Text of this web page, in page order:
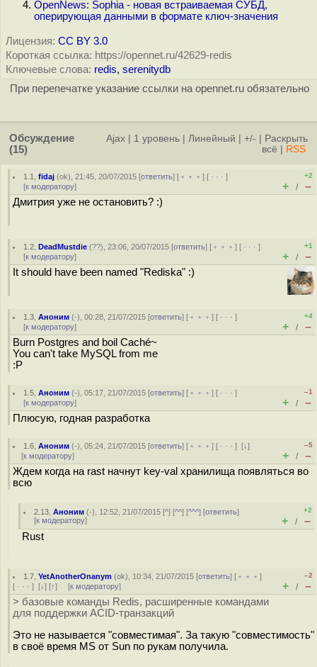
OpenNews: Sophia - новая встраиваемая СУБД,
оперирующая данными в формате ключ-значения
Лицензия: CC BY 3.0
Короткая ссылка: https://opennet.ru/42629-redis
Ключевые слова: redis, serenitydb
При перепечатке указание ссылки на opennet.ru обязательно
Обсуждение
(15)
Ajax 1 уровень Линейный +/-
Раскрыть
всё
RSS
1.1 ,fidaj (ok), 21:45, 20/07/2015 [ответить] [ ﹢﹢﹢] [ · · ·]
[к модератору]
+2
+ / –
Дмитрия уже не остановить? :)
1.2 ,DeadMustdie (??), 23:06, 20/07/2015 [ответить] [ ﹢﹢﹢] [ · · ·]
[к модератору]
+1
+ / –
It should have been named "Rediska" :)
1.3 ,Аноним (-), 00:28, 21/07/2015 [ответить] [ ﹢﹢﹢] [ · · ·]
[к модератору]
+4
+ / –
Burn Postgres and boil Caché~
You can't take MySQL from me
:P
1.5 ,Аноним (-), 05:17, 21/07/2015 [ответить] [ ﹢﹢﹢] [ · · ·]
[к модератору]
–1
+ / –
Плюсую, годная разработка
1.6 ,Аноним (-), 05:24, 21/07/2015 [ответить] [ ﹢﹢﹢] [ · · ·][↓]
[к модератору]
–5
+ / –
Ждем когда на rast начнут key-val хранилища появляться во
всю
2.13 ,Аноним (-), 12:52, 21/07/2015 [^] [^^] [^^^] [ответить]
[к модератору]
+2
+ / –
Rust
1.7 ,YetAnotherOnanym (ok), 10:34, 21/07/2015 [ответить] [ ﹢﹢﹢]
[ · · · ] [↓] [↑] [к модератору]
–2
+ / –
> базовые команды Redis, расширенные командами
для поддержки ACID-транзакций
Это не называется "совместимая". За такую "совместимость"
в своё время MS от Sun по рукам получила.